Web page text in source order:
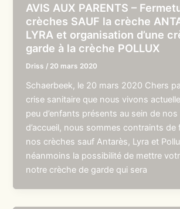
AVIS AUX PARENTS –
crèches SAUF la crèche
LYRA et organisation d’une
garde à la crèche POLLUX
Driss / 20 mars 2020
Schaerbeek, le 20 mars 2020 Chers
crise sanitaire que nous vivons
peu d’enfants présents au sein de nos
d’accueil, nous sommes contraints de
nos crèches sauf Antarès, Lyra et
néanmoins la possibilité de mettre
notre crèche de garde qui sera